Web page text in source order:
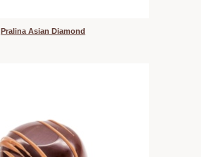
Pralina Asian Diamond